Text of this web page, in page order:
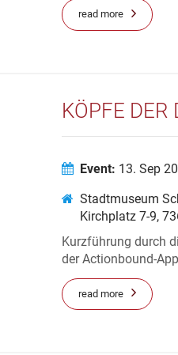
read more
KÖPFE DER
Event: 13. Sep
Stadtmuseum
Kirchplatz 7-9,
Kurzführung durch
der Actionbound-App
read more